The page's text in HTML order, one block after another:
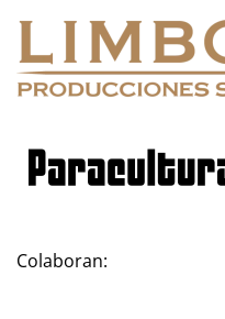
Colaboran: